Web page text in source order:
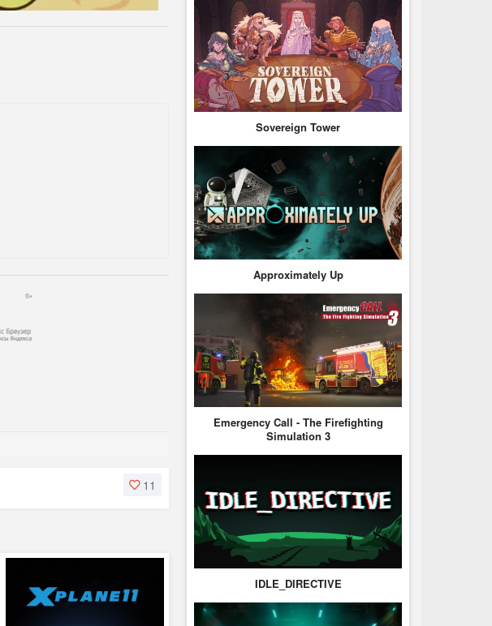
11
Sovereign Tower
Approximately Up
Emergency Call - The Firefighting
Simulation 3
IDLE_DIRECTIVE